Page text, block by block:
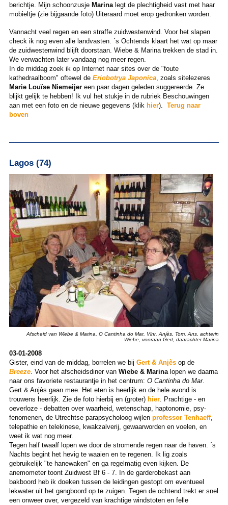
berichtje. Mijn schoonzusje Marinalegt de plechtigheid vast met haar
mobieltje (zie bijgaande foto) Uiteraard moet erop gedronken worden.
Vannacht veel regen en een straffe zuidwestenwind. Voor het slapen
check ik nog even alle landvasten. ´s Ochtends klaart het wat op maar
de zuidwestenwind blijft doorstaan. Wiebe & Marina trekken de stad in.
We verwachten later vandaag nog meer regen.
In de middag zoek ik op Internet naar sites over de "foute
kathedraalboom" oftewel de Eriobotrya Japonica, zoals sitelezeres
Marie Louïse Niemeijereen paar dagen geleden suggereerde. Ze
blijkt gelijk te hebben! Ik vul het stukje in de rubriek Beschouwingen
aan met een foto en de nieuwe gegevens (klik hier). Terug naar
boven
Lagos (74)
Afscheid van Wiebe & Marina, O Cantinha do Mar. Vlnr. Anjès, Tom, Ans, achterin
Wiebe, vooraan Gert, daarachter Marina
03-01-2008
Gister, eind van de middag, borrelen we bij Gert & Anjèsop de
Breeze. Voor het afscheidsdiner van Wiebe & Marinalopen we daarna
naar ons favoriete restaurantje in het centrum: O Cantinha do Mar.
Gert & Anjès gaan mee. Het eten is heerlijk en de hele avond is
trouwens heerlijk. Zie de foto hierbij en (groter) hier. Prachtige - en
oeverloze - debatten over waarheid, wetenschap, haptonomie, psy-
fenomenen, de Utrechtse parapsycholoog wijlen professor Tenhaeff,
telepathie en telekinese, kwakzalverij, gewaarworden en voelen, en
weet ik wat nog meer.
Tegen half twaalf lopen we door de stromende regen naar de haven. ´s
Nachts begint het hevig te waaien en te regenen. Ik lig zoals
gebruikelijk "te hanewaken" en ga regelmatig even kijken. De
anemometer toont Zuidwest Bf 6 - 7. In de garderobekast aan
bakboord heb ik doeken tussen de leidingen gestopt om eventueel
lekwater uit het gangboord op te zuigen. Tegen de ochtend trekt er snel
een onweer over, vergezeld van krachtige windstoten en felle